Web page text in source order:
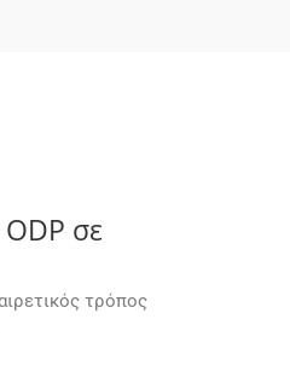
σε
τρόπος